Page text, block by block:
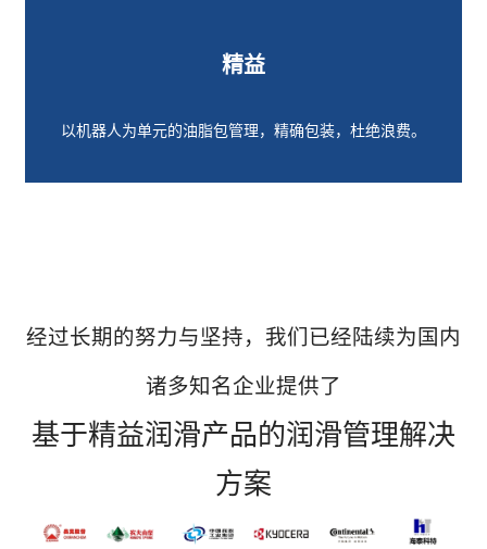
精益
以机器人为单元的油脂包管理，精确包装，杜绝浪费。
经过长期的努力与坚持，我们已经陆续为国内
诸多知名企业提供了
基于精益润滑产品的润滑管理解决
方案